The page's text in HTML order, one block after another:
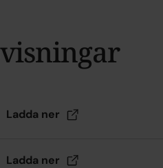
Ladda ner
Ladda ner